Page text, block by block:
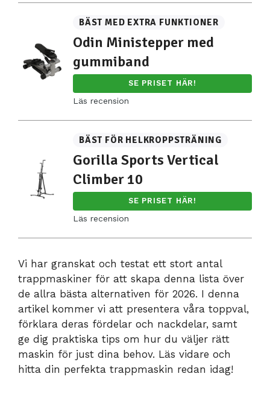
BÄST MED EXTRA FUNKTIONER
Odin Ministepper med
gummiband
SE PRISET HÄR!
Läs recension
BÄST FÖR HELKROPPSTRÄNING
Gorilla Sports Vertical
Climber 10
SE PRISET HÄR!
Läs recension
Vi har granskat och testat ett stort antal
trappmaskiner för att skapa denna lista över
de allra bästa alternativen för 2026. I denna
artikel kommer vi att presentera våra toppval,
förklara deras fördelar och nackdelar, samt
ge dig praktiska tips om hur du väljer rätt
maskin för just dina behov. Läs vidare och
hitta din perfekta trappmaskin redan idag!